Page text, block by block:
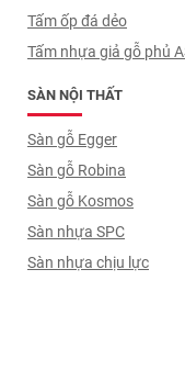
Tấm ốp đá dẻo
Tấm nhựa giả gỗ phủ
SÀN NỘI THẤT
Sàn gỗ Egger
Sàn gỗ Robina
Sàn gỗ Kosmos
Sàn nhựa SPC
Sàn nhựa chịu lực